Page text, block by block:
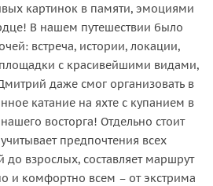
картинок в памяти, эмоциями
В нашем путешествии было
встреча, истории, локации,
с красивейшими видами,
даже смог организовать в
катание на яхте с купанием в
восторга! Отдельно стоит
предпочтения всех
до взрослых, составляет маршрут
и комфортно всем – от экстрима